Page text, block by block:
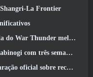
Shangri-La Frontier
navais com visuais aquáticos aprimorados
de eventos e recompensas
de malware após atualização do jogo